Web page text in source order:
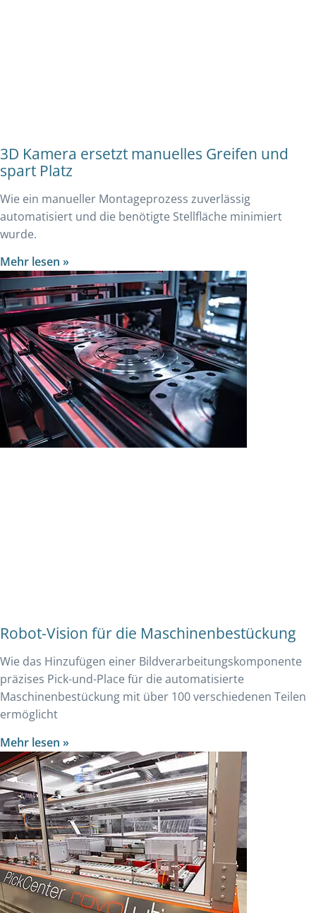
3D Kamera ersetzt manuelles Greifen und
spart Platz
Wie ein manueller Montageprozess zuverlässig
automatisiert und die benötigte Stellfläche minimiert
wurde.
Mehr lesen »
Robot-Vision für die Maschinenbestückung
Wie das Hinzufügen einer Bildverarbeitungskomponente
präzises Pick-und-Place für die automatisierte
Maschinenbestückung mit über 100 verschiedenen Teilen
ermöglicht
Mehr lesen »